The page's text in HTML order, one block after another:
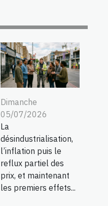
Dimanche
05/07/2026
La
désindustrialisation,
l’inflation puis le
reflux partiel des
prix, et maintenant
les premiers effets...